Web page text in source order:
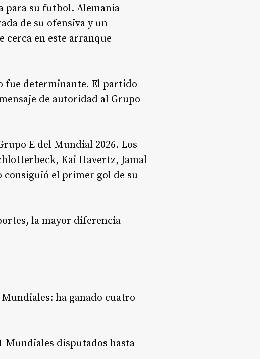
para su futbol. Alemania
de su ofensiva y un
cerca en este arranque
fue determinante. El partido
de autoridad al Grupo
E del Mundial 2026. Los
Kai Havertz, Jamal
consiguió el primer gol de su
la mayor diferencia
ha ganado cuatro
Mundiales disputados hasta